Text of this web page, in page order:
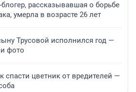
рассказывавшая о борьбе
умерла в возрасте 26 лет
Трусовой исполнился год —
фото
спасти цветник от вредителей —